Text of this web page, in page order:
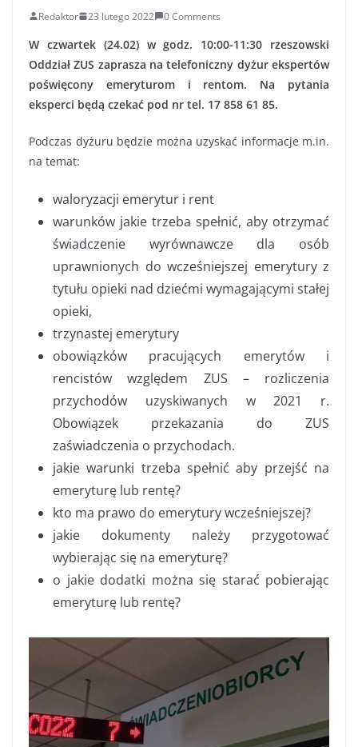
Redaktor 23 lutego 2022 0 Comments
W czwartek (24.02) w godz. 10:00-11:30 rzeszowski
Oddział ZUS zaprasza na telefoniczny dyżur ekspertów
poświęcony emeryturom i rentom. Na pytania
eksperci będą czekać pod nr tel. 17 858 61 85.
Podczas dyżuru będzie można uzyskać informacje m.in.
na temat:
waloryzacji emerytur i rent
warunków jakie trzeba spełnić, aby otrzymać
świadczenie wyrównawcze dla osób
uprawnionych do wcześniejszej emerytury z
tytułu opieki nad dziećmi wymagającymi stałej
opieki,
trzynastej emerytury
obowiązków pracujących emerytów i
rencistów względem ZUS – rozliczenia
przychodów uzyskiwanych w 2021 r.
Obowiązek przekazania do ZUS
zaświadczenia o przychodach.
jakie warunki trzeba spełnić aby przejść na
emeryturę lub rentę?
kto ma prawo do emerytury wcześniejszej?
jakie dokumenty należy przygotować
wybierając się na emeryturę?
o jakie dodatki można się starać pobierając
emeryturę lub rentę?